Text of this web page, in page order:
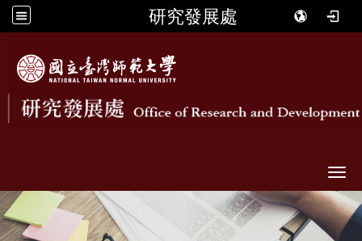
研究發展處